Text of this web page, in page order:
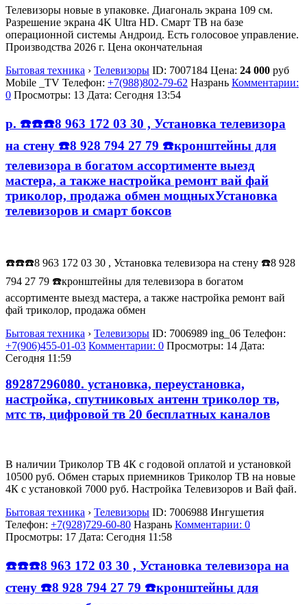
Телевизоры новые в упаковке. Диагональ экрана 109 см.
Разрешение экрана 4K Ultra HD. Смарт ТВ на базе
операционной системы Андроид. Есть голосовое управление.
Производства 2026 г. Цена окончательная
Бытовая техника › Телевизоры ID: 7007184 Цена: 24 000 руб
Mobile _TV Телефон: +7(988)802-79-62 Назрань Комментарии:
0 Просмотры: 13 Дата: Сегодня 13:54
р. ☎️☎️☎️8 963 172 03 30 , Установка телевизора
на стену ☎️8 928 794 27 79 ☎️кронштейны для
телевизора в богатом ассортименте выезд
мастера, а также настройка ремонт вай фай
триколор, продажа обмен мощныхУстановка
телевизоров и смарт боксов
☎️☎️☎️8 963 172 03 30 , Установка телевизора на стену ☎️8 928
794 27 79 ☎️кронштейны для телевизора в богатом
ассортименте выезд мастера, а также настройка ремонт вай
фай триколор, продажа обмен
Бытовая техника › Телевизоры ID: 7006989 ing_06 Телефон:
+7(906)455-01-03 Комментарии: 0 Просмотры: 14 Дата:
Сегодня 11:59
89287296080. установка, переустановка,
настройка, спутниковых антенн триколор тв,
мтс тв, цифровой тв 20 бесплатных каналов
В наличии Триколор ТВ 4К с годовой оплатой и установкой
10500 руб. Обмен старых приемников Триколор ТВ на новые
4К с установкой 7000 руб. Настройка Телевизоров и Вай фай.
Бытовая техника › Телевизоры ID: 7006988 Ингушетия
Телефон: +7(928)729-60-80 Назрань Комментарии: 0
Просмотры: 17 Дата: Сегодня 11:58
☎️☎️☎️8 963 172 03 30 , Установка телевизора на
стену ☎️8 928 794 27 79 ☎️кронштейны для